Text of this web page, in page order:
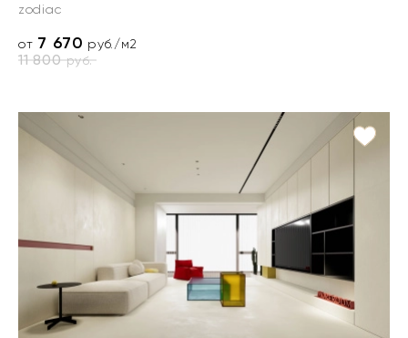
zodiac
от 7 670 руб./м2
11 800руб.